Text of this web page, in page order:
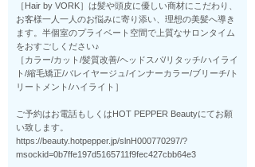
［Hair by VORK］は髪や頭皮に優しい商材にこだわり、
お客様一人一人のお悩みに寄り添い、理想の美髪へ導き
ます。半個室のプライベート空間で上質なサロンタイム
をおすごしください♪
［カラー/カット/髪質改善/ヘッドスパ/リタッチ/ハイライ
ト/縮毛矯正/バレイヤージュ/インナーカラー/ブリーチ/ト
リートメント/ハイライト］
ご予約はお電話もしくはHOT PEPPER Beautyにてお願
い致します。
https://beauty.hotpepper.jp/slnH000770297/?
msockid=0b7ffe197d5165711f9fec427cbb64e3